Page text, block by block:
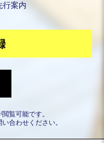
行案内
覧可能です。
合わせください。